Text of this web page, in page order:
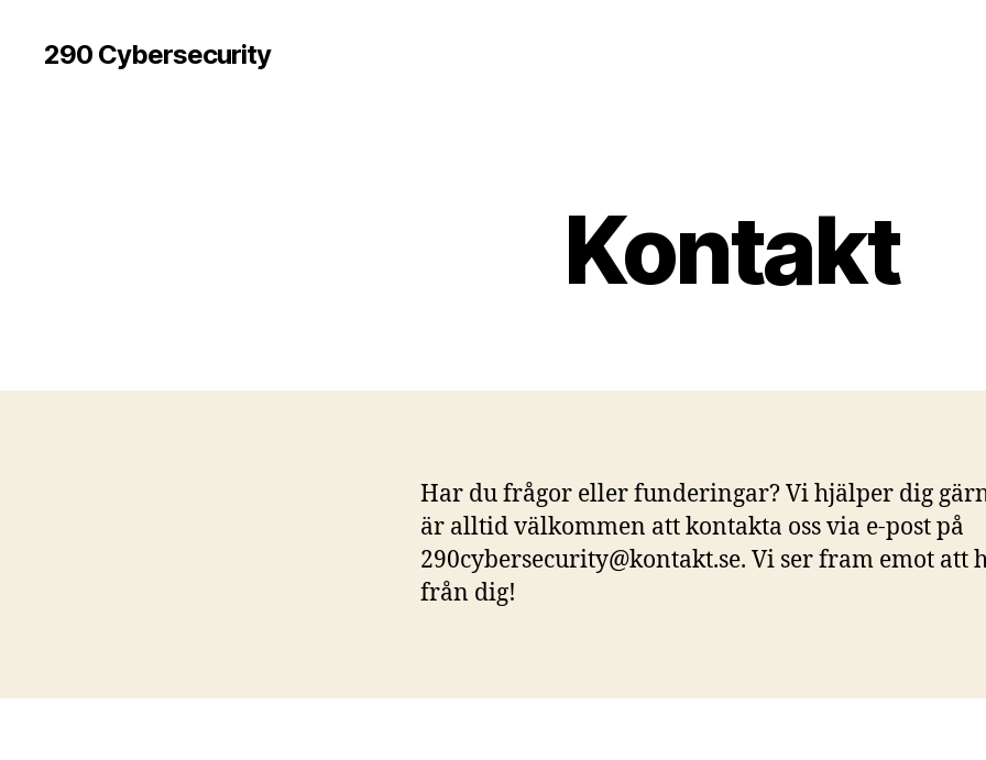
290 Cybersecurity
Kontakt
Har du frågor eller funderingar? Vi hjälper dig
är alltid välkommen att kontakta oss via e-post på
290cybersecurity@kontakt.se. Vi ser fram emot att
från dig!